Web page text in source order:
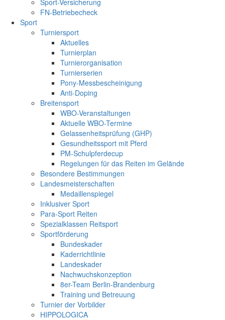
Sport-Versicherung
FN-Betriebecheck
Sport
Turniersport
Aktuelles
Turnierplan
Turnierorganisation
Turnierserien
Pony-Messbescheinigung
Anti-Doping
Breitensport
WBO-Veranstaltungen
Aktuelle WBO-Termine
Gelassenheitsprüfung (GHP)
Gesundheitssport mit Pferd
PM-Schulpferdecup
Regelungen für das Reiten im Gelände
Besondere Bestimmungen
Landesmeisterschaften
Medaillenspiegel
Inklusiver Sport
Para-Sport Reiten
Spezialklassen Reitsport
Sportförderung
Bundeskader
Kaderrichtlinie
Landeskader
Nachwuchskonzeption
8er-Team Berlin-Brandenburg
Training und Betreuung
Turnier der Vorbilder
HIPPOLOGICA